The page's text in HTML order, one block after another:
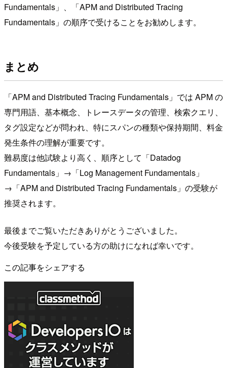
Fundamentals」、「APM and Distributed Tracing
Fundamentals」の順序で受けることをお勧めします。
まとめ
「APM and Distributed Tracing Fundamentals」では APM の
専門用語、基本概念、トレースデータの管理、検索クエリ、
タグ設定などが問われ、特にスパンの種類や保持期間、料金
発生条件の理解が重要です。
難易度は他試験より高く、順序として「Datadog
Fundamentals」→「Log Management Fundamentals」
→「APM and Distributed Tracing Fundamentals」の受験が
推奨されます。
最後までご覧いただきありがとうございました。
今後受験を予定している方の助けになれば幸いです。
この記事をシェアする